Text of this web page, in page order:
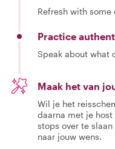
Refresh with
Practice
Speak about what
Maak het van
Wil je het
daarna met je
stops over te
naar jouw wens.